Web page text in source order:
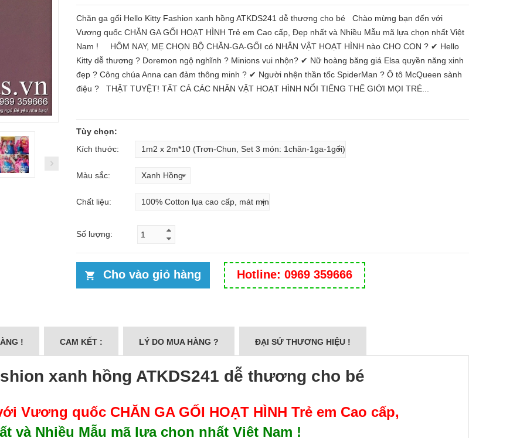
Chăn ga gối Hello Kitty Fashion xanh hồng ATKDS241 dễ thương cho bé Chào mừng bạn đến với
Vương quốc CHĂN GA GỐI HOẠT HÌNH Trẻ em Cao cấp, Đẹp nhất và Nhiều Mẫu mã lựa chọn nhất Việt
Nam ! HÔM NAY, MẸ CHỌN BỘ CHĂN-GA-GỐI có NHÂN VẬT HOẠT HÌNH nào CHO CON ? ✔ Hello
Kitty dễ thương ? Doremon ngộ nghĩnh ? Minions vui nhộn? ✔ Nữ hoàng băng giá Elsa quyền năng xinh
đẹp ? Công chúa Anna can đảm thông minh ? ✔ Người nhện thần tốc SpiderMan ? Ô tô McQueen sành
điệu ? THẬT TUYỆT! TẤT CẢ CÁC NHÂN VẬT HOẠT HÌNH NỔI TIẾNG THẾ GIỚI MỌI TRẺ...
Tùy chọn:
Kích thước:
Màu sắc:
Chất liệu:
Số lượng:
Cho vào giỏ hàng Hotline: 0969 359666
! CAM KẾT : LÝ DO MUA HÀNG ? ĐẠI SỨ THƯƠNG HIỆU !
xanh hồng ATKDS241 dễ thương cho bé
Vương quốc CHĂN GA GỐI HOẠT HÌNH Trẻ em Cao cấp,
và Nhiều Mẫu mã lựa chọn nhất Việt Nam !